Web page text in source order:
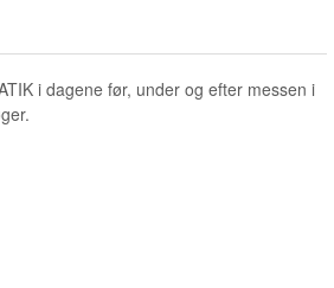
i dagene før, under og efter messen i